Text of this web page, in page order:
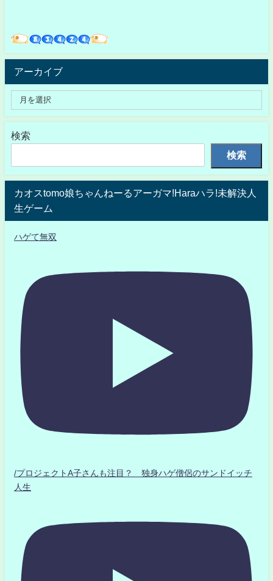
アーカイブ
検索
検索
カオスtomo娘ちゃんねーるアーガマ!Haraハラ!未解決人
生ゲーム
ハゲて無双
/プロジェクトA子さんも注目？ 独身ハゲ僧侶のサンドイッチ
人生